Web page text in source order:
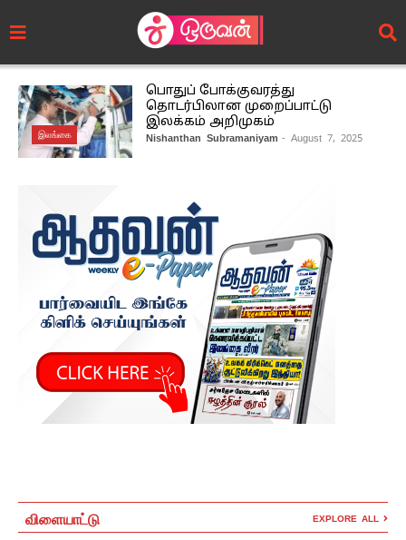
இலங்கை
பொதுப் போக்குவரத்து
தொடர்பிலான முறைப்பாட்டு
இலக்கம் அறிமுகம்
Nishanthan Subramaniyam - August 7, 2025
விளையாட்டு EXPLORE ALL